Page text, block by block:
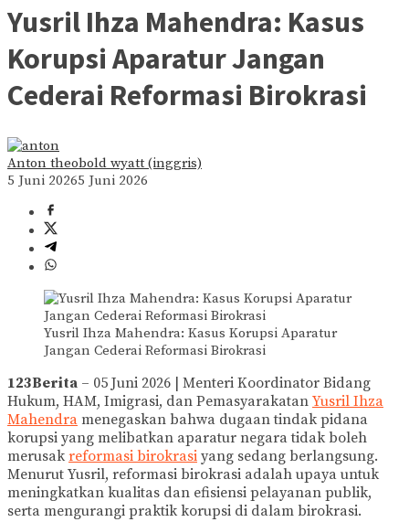
Yusril Ihza Mahendra: Kasus
Korupsi Aparatur Jangan
Cederai Reformasi Birokrasi
Anton theobold wyatt (inggris)
5 Juni 20265 Juni 2026
Yusril Ihza Mahendra: Kasus Korupsi Aparatur
Jangan Cederai Reformasi Birokrasi
123Berita – 05 Juni 2026 | Menteri Koordinator Bidang
Hukum, HAM, Imigrasi, dan Pemasyarakatan Yusril Ihza
Mahendra menegaskan bahwa dugaan tindak pidana
korupsi yang melibatkan aparatur negara tidak boleh
merusak reformasi birokrasi yang sedang berlangsung.
Menurut Yusril, reformasi birokrasi adalah upaya untuk
meningkatkan kualitas dan efisiensi pelayanan publik,
serta mengurangi praktik korupsi di dalam birokrasi.